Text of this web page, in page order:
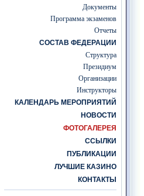
Документы
Программа экзаменов
Отчеты
СОСТАВ ФЕДЕРАЦИИ
Структура
Президиум
Организации
Инструкторы
КАЛЕНДАРЬ МЕРОПРИЯТИЙ
НОВОСТИ
ФОТОГАЛЕРЕЯ
ССЫЛКИ
ПУБЛИКАЦИИ
ЛУЧШИЕ КАЗИНО
КОНТАКТЫ